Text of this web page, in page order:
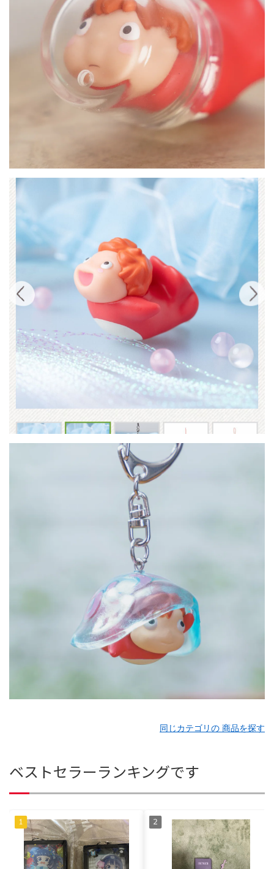
同じカテゴリの 商品を探す
ベストセラーランキングです